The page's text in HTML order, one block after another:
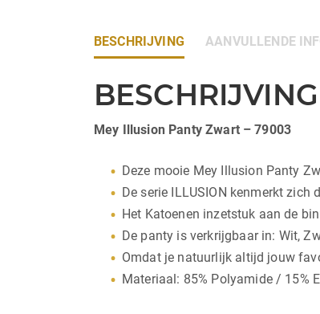
BESCHRIJVING AANVULLENDE
BESCHRIJVING
Mey Illusion Panty Zwart – 79003
Deze mooie Mey Illusion Panty
De serie ILLUSION kenmerkt
Het Katoenen inzetstuk aan de
De panty is verkrijgbaar in: Wit,
Omdat je natuurlijk altijd jouw
Materiaal: 85% Polyamide / 15%